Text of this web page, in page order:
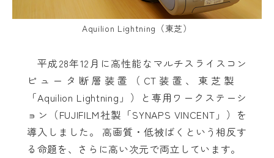
Aquilion Lightning（東芝）
平成28年12月に高性能なマルチスライスコン
ピュータ断層装置（CT装置、東芝製
「Aquilion Lightning」）と専用ワークステーシ
ョン（FUJIFILM社製「SYNAPS VINCENT」）を
導入しました。 高画質・低被ばくという相反す
る命題を、さらに高い次元で両立しています。